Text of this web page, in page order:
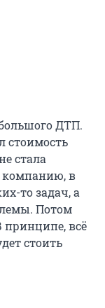
ДТП.
стоимость
стала
компанию, в
то задач, а
Потом
принципе, всё
стоить